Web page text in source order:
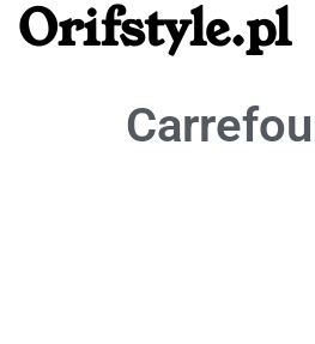
Orifstyle.pl